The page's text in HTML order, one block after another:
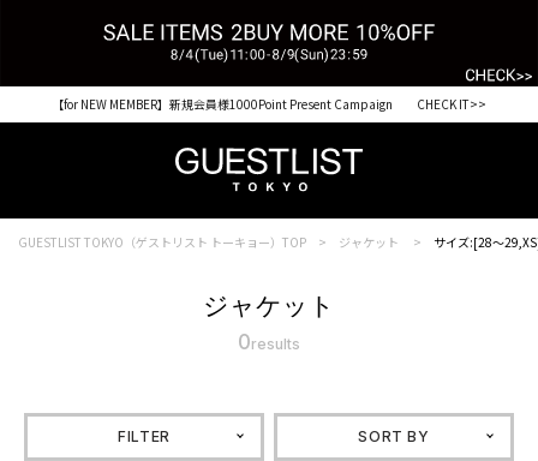
【for NEW MEMBER】新規会員様1000Point Present Campaign CHECK IT>>
GUESTLIST TOKYO（ゲストリスト トーキョー）TOP ジャケット サイズ:[28～
ジャケット
0results
FILTER SORT BY